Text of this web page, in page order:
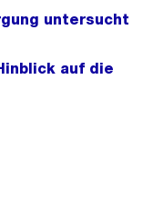
untersucht
auf die